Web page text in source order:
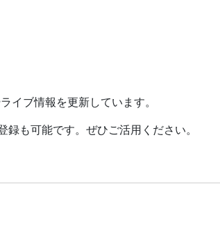
イブ情報を更新しています。
も可能です。ぜひご活用ください。